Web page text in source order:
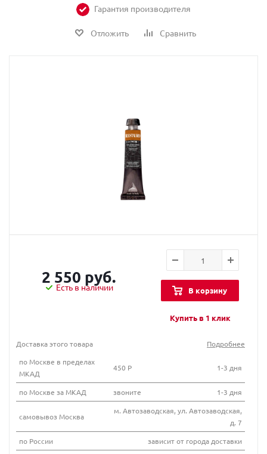
Гарантия производителя
Отложить Сравнить
2 550 руб.
Есть в наличии В корзину
Купить в 1 клик
Доставка этого товара
Подробнее
по Москве в пределах
МКАД
450 Р 1-3 дня
по Москве за МКАД звоните 1-3 дня
самовывоз Москва
м. Автозаводская, ул. Автозаводская,
д. 7
по России
зависит от города доставки